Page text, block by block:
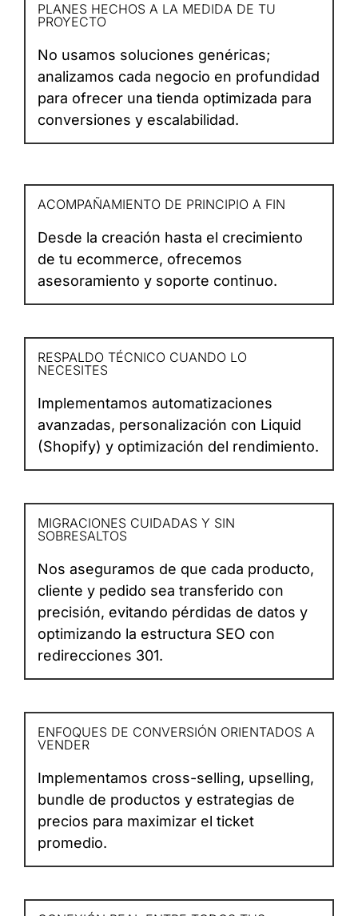
PLANES HECHOS A LA MEDIDA DE TU
PROYECTO
No usamos soluciones genéricas;
analizamos cada negocio en profundidad
para ofrecer una tienda optimizada para
conversiones y escalabilidad.
ACOMPAÑAMIENTO DE PRINCIPIO A FIN
Desde la creación hasta el crecimiento
de tu ecommerce, ofrecemos
asesoramiento y soporte continuo.
RESPALDO TÉCNICO CUANDO LO
NECESITES
Implementamos automatizaciones
avanzadas, personalización con Liquid
(Shopify) y optimización del rendimiento.
MIGRACIONES CUIDADAS Y SIN
SOBRESALTOS
Nos aseguramos de que cada producto,
cliente y pedido sea transferido con
precisión, evitando pérdidas de datos y
optimizando la estructura SEO con
redirecciones 301.
ENFOQUES DE CONVERSIÓN ORIENTADOS A
VENDER
Implementamos cross-selling, upselling,
bundle de productos y estrategias de
precios para maximizar el ticket
promedio.